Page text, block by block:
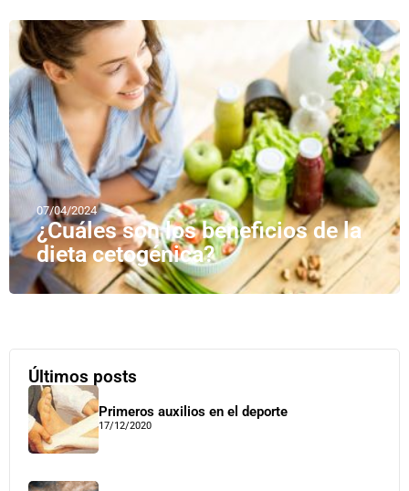
07/04/2024
¿Cuáles son los beneficios de la
dieta cetogénica?
Últimos posts
Primeros auxilios en el deporte
17/12/2020